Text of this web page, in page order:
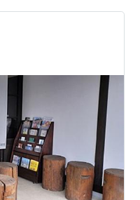
なとろみを感じま
らの香りが鼻へ広が
沢で…